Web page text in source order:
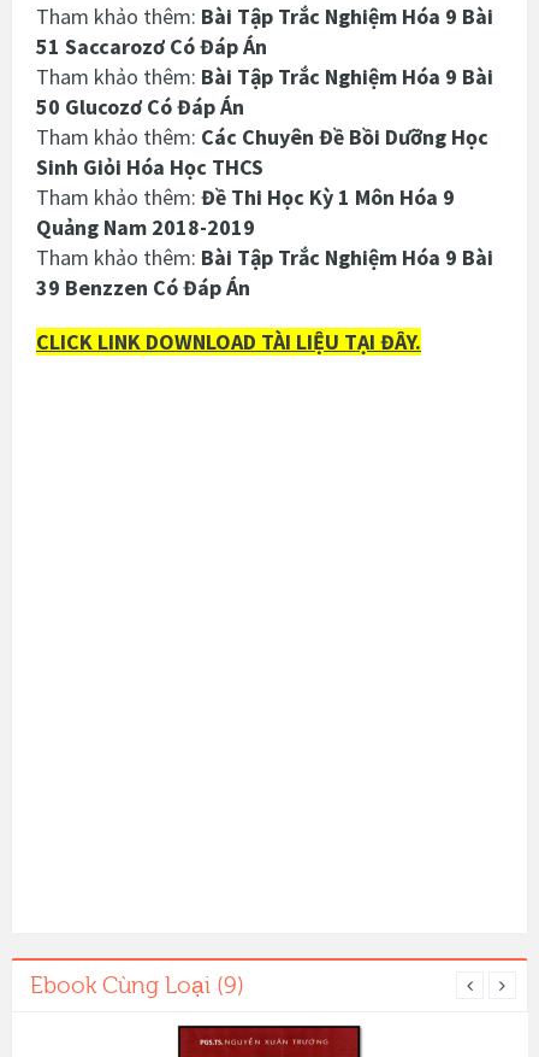
Tham khảo thêm: Bài Tập Trắc Nghiệm Hóa 9 Bài
51 Saccarozơ Có Đáp Án
Tham khảo thêm: Bài Tập Trắc Nghiệm Hóa 9 Bài
50 Glucozơ Có Đáp Án
Tham khảo thêm: Các Chuyên Đề Bồi Dưỡng Học
Sinh Giỏi Hóa Học THCS
Tham khảo thêm: Đề Thi Học Kỳ 1 Môn Hóa 9
Quảng Nam 2018-2019
Tham khảo thêm: Bài Tập Trắc Nghiệm Hóa 9 Bài
39 Benzzen Có Đáp Án
CLICK LINK DOWNLOAD TÀI LIỆU TẠI ĐÂY.
Ebook Cùng Loại (9)